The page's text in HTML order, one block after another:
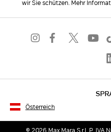
wir Sie schützen. Mehr
Österreich
© 2026 Max Mara S.r.l. P. IVA